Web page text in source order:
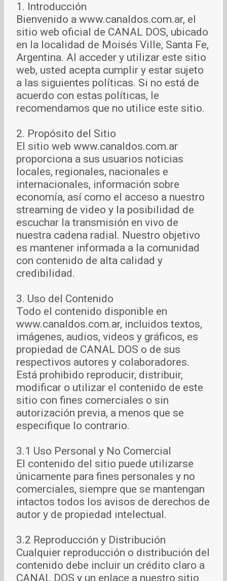
1. Introducción
Bienvenido a www.canaldos.com.ar, el
sitio web oficial de CANAL DOS, ubicado
en la localidad de Moisés Ville, Santa Fe,
Argentina. Al acceder y utilizar este sitio
web, usted acepta cumplir y estar sujeto
a las siguientes políticas. Si no está de
acuerdo con estas políticas, le
recomendamos que no utilice este sitio.
2. Propósito del Sitio
El sitio web www.canaldos.com.ar
proporciona a sus usuarios noticias
locales, regionales, nacionales e
internacionales, información sobre
economía, así como el acceso a nuestro
streaming de video y la posibilidad de
escuchar la transmisión en vivo de
nuestra cadena radial. Nuestro objetivo
es mantener informada a la comunidad
con contenido de alta calidad y
credibilidad.
3. Uso del Contenido
Todo el contenido disponible en
www.canaldos.com.ar, incluidos textos,
imágenes, audios, videos y gráficos, es
propiedad de CANAL DOS o de sus
respectivos autores y colaboradores.
Está prohibido reproducir, distribuir,
modificar o utilizar el contenido de este
sitio con fines comerciales o sin
autorización previa, a menos que se
especifique lo contrario.
3.1 Uso Personal y No Comercial
El contenido del sitio puede utilizarse
únicamente para fines personales y no
comerciales, siempre que se mantengan
intactos todos los avisos de derechos de
autor y de propiedad intelectual.
3.2 Reproducción y Distribución
Cualquier reproducción o distribución del
contenido debe incluir un crédito claro a
CANAL DOS y un enlace a nuestro sitio